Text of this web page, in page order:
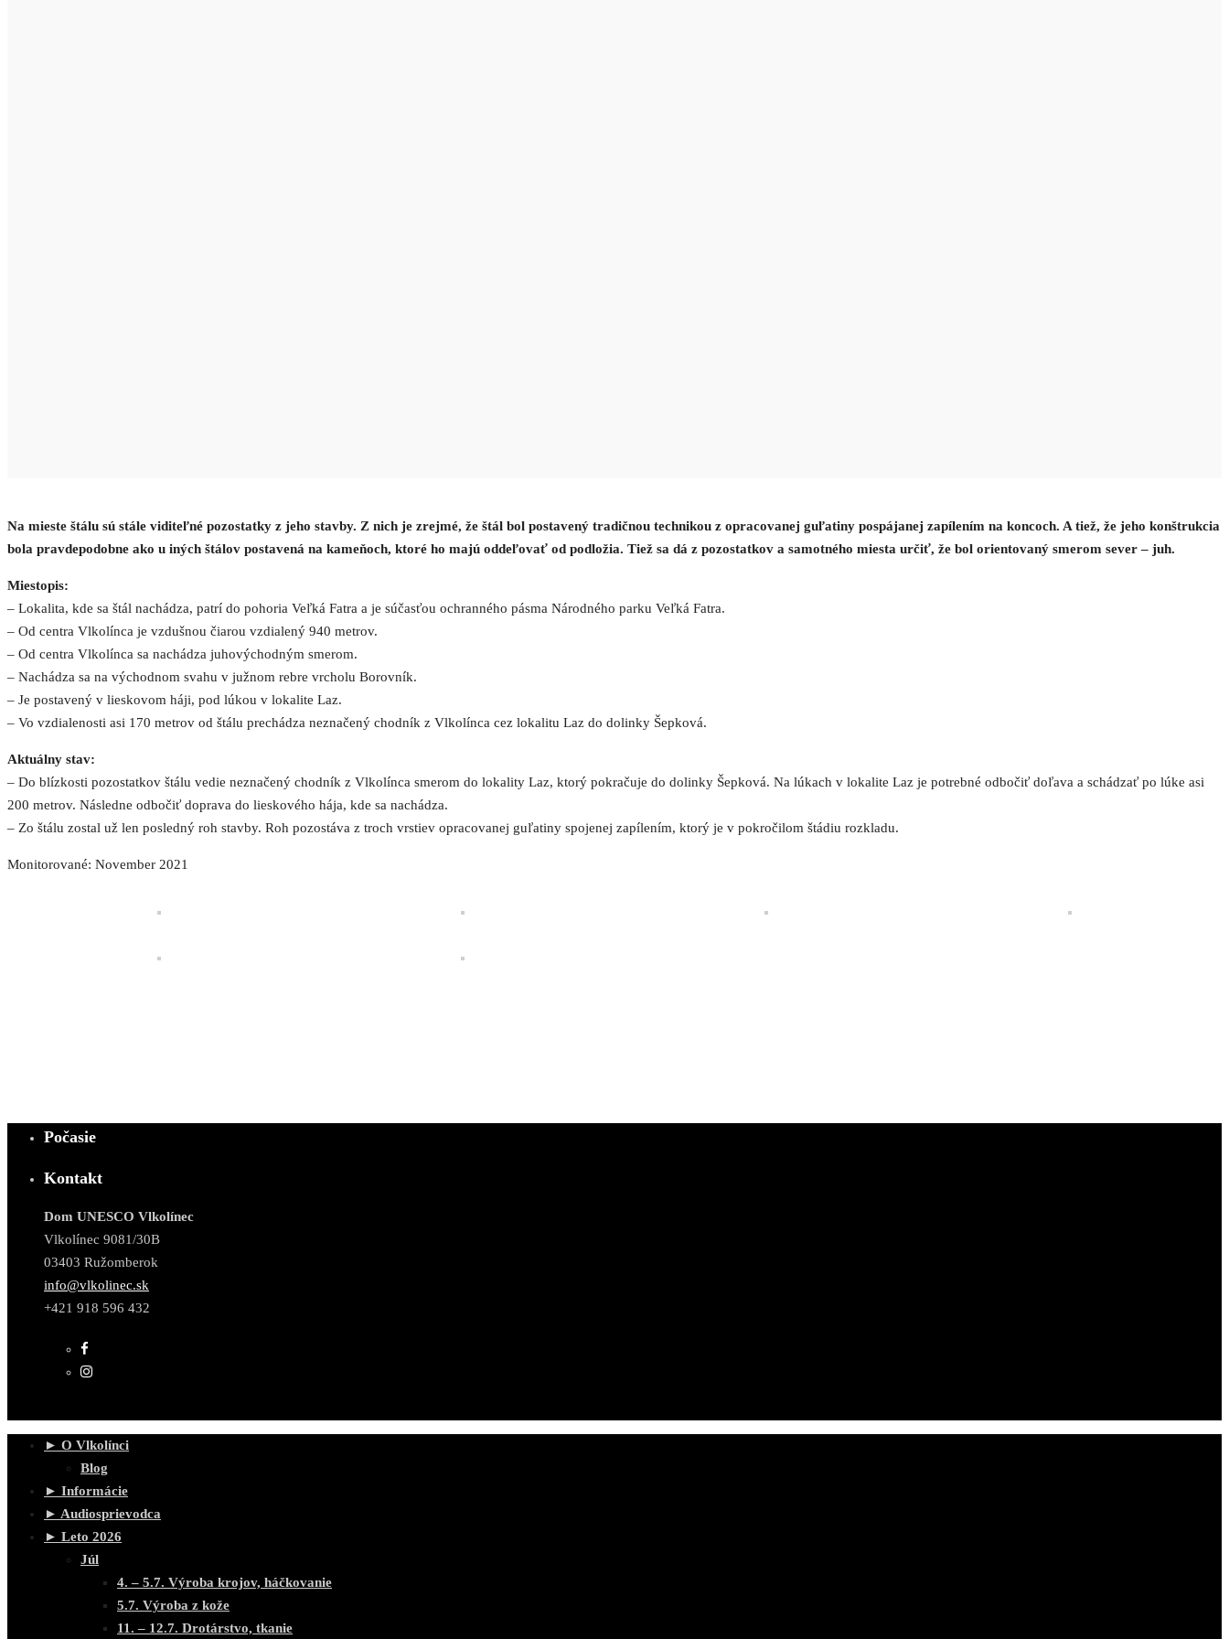
Na mieste štálu sú stále viditeľné pozostatky z jeho stavby. Z nich je zrejmé, že štál bol postavený tradičnou technikou z opracovanej guľatiny pospájanej zapílením na koncoch. A tiež, že jeho konštrukcia
bola pravdepodobne ako u iných štálov postavená na kameňoch, ktoré ho majú oddeľovať od podložia. Tiež sa dá z pozostatkov a samotného miesta určiť, že bol orientovaný smerom sever – juh.
Miestopis:
– Lokalita, kde sa štál nachádza, patrí do pohoria Veľká Fatra a je súčasťou ochranného pásma Národného parku Veľká Fatra.
– Od centra Vlkolínca je vzdušnou čiarou vzdialený 940 metrov.
– Od centra Vlkolínca sa nachádza juhovýchodným smerom.
– Nachádza sa na východnom svahu v južnom rebre vrcholu Borovník.
– Je postavený v lieskovom háji, pod lúkou v lokalite Laz.
– Vo vzdialenosti asi 170 metrov od štálu prechádza neznačený chodník z Vlkolínca cez lokalitu Laz do dolinky Šepková.
Aktuálny stav:
– Do blízkosti pozostatkov štálu vedie neznačený chodník z Vlkolínca smerom do lokality Laz, ktorý pokračuje do dolinky Šepková. Na lúkach v lokalite Laz je potrebné odbočiť doľava a schádzať po lúke asi
200 metrov. Následne odbočiť doprava do lieskového hája, kde sa nachádza.
– Zo štálu zostal už len posledný roh stavby. Roh pozostáva z troch vrstiev opracovanej guľatiny spojenej zapílením, ktorý je v pokročilom štádiu rozkladu.
Monitorované: November 2021
Počasie
Kontakt
Dom UNESCO Vlkolínec
Vlkolínec 9081/30B
03403 Ružomberok
info@vlkolinec.sk
+421 918 596 432
► O Vlkolínci
Blog
► Informácie
► Audiosprievodca
► Leto 2026
Júl
4. – 5.7. Výroba krojov, háčkovanie
5.7. Výroba z kože
11. – 12.7. Drotárstvo, tkanie